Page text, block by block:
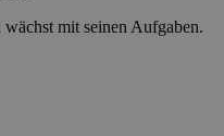
mit seinen Aufgaben.